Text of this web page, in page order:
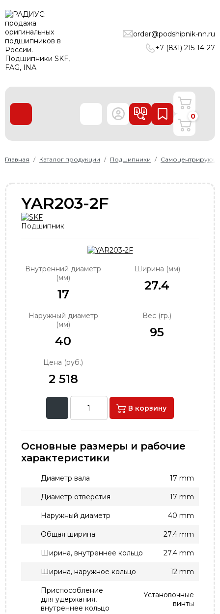
order@podshipnik-nn.ru
+7 (831) 215-14-27
ПОДШИПНИКИ
ЛИНЕЙНЫЕ ТЕХНОЛОГИИ
РЕМНИ
О нас
Доставка и оплата
+7 (831) 215-14-27
order@podshipnik-nn.ru
0
Главная Каталог продукции Подшипники
YAR203-2F
Подшипник
Внутренний диаметр
(мм)
17
Ширина (мм)
27.4
Наружный диаметр
(мм)
40
Вес (гр.)
95
Цена (руб.)
2 518
В корзину
Основные размеры и рабочие
характеристики
Диаметр вала 17 mm
Диаметр отверстия 17 mm
Наружный диаметр 40 mm
Общая ширина 27.4 mm
Ширина, внутреннее кольцо 27.4 mm
Ширина, наружное кольцо 12 mm
Приспособление
для удержания,
внутреннее кольцо
Установочные
винты